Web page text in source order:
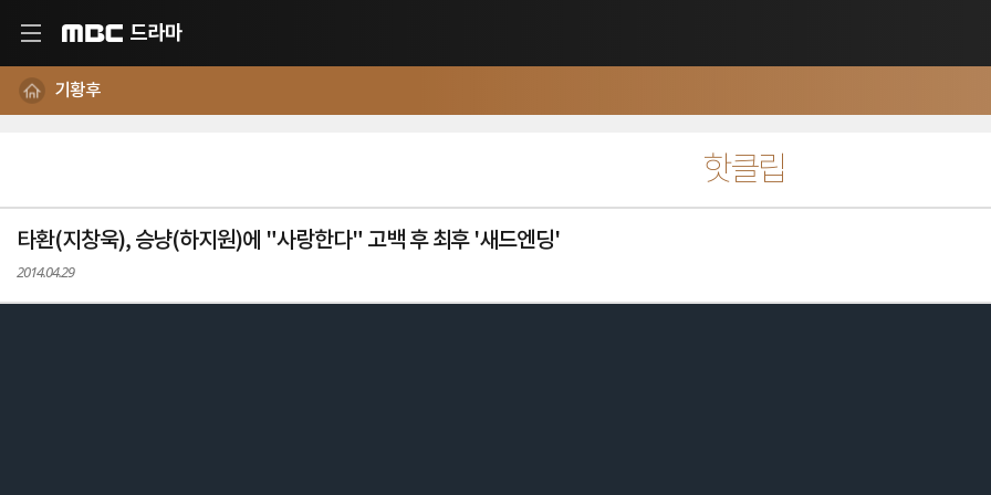
드라마
기황후
핫클립
타환(지창욱), 승냥(하지원)에 "사랑한다" 고백 후 최후 '새드엔딩'
2014.04.29